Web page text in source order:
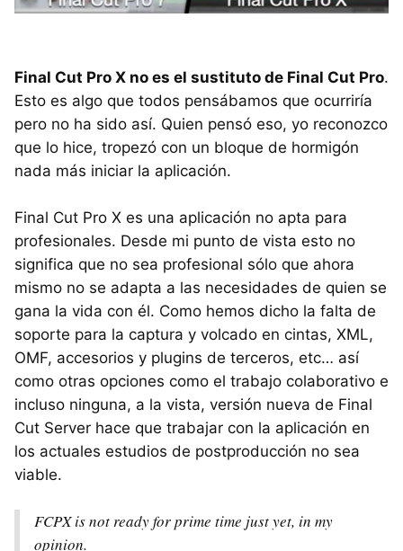
Final Cut Pro X no es el sustituto de Final Cut Pro.
Esto es algo que todos pensábamos que ocurriría
pero no ha sido así. Quien pensó eso, yo reconozco
que lo hice, tropezó con un bloque de hormigón
nada más iniciar la aplicación.
Final Cut Pro X es una aplicación no apta para
profesionales. Desde mi punto de vista esto no
significa que no sea profesional sólo que ahora
mismo no se adapta a las necesidades de quien se
gana la vida con él. Como hemos dicho la falta de
soporte para la captura y volcado en cintas, XML,
OMF, accesorios y plugins de terceros, etc… así
como otras opciones como el trabajo colaborativo e
incluso ninguna, a la vista, versión nueva de Final
Cut Server hace que trabajar con la aplicación en
los actuales estudios de postproducción no sea
viable.
FCPXis not ready for prime time just yet, in my
opinion.